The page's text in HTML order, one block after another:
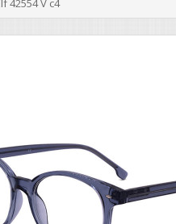
42554 V c4